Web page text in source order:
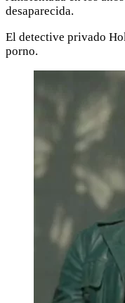
desaparecida.
El detective privado
porno.